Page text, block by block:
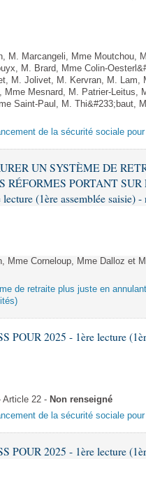
M. Marcangeli, Mme Moutchou,
M. Brard, Mme Colin-
M. Jolivet, M. Kervran, M. Lam,
Mme Mesnard, M. Patrier-Leitus,
Saint-Paul, M. Thi&#233;baut,
de la sécurité sociale pour
UN SYSTÈME DE
RÉFORMES PORTANT
(1ère assemblée saisie) -
Mme Corneloup, Mme Dalloz et
de retraite plus juste en
POUR 2025 - 1ère lecture
Article 22 - Non renseigné
de la sécurité sociale pour
POUR 2025 - 1ère lecture